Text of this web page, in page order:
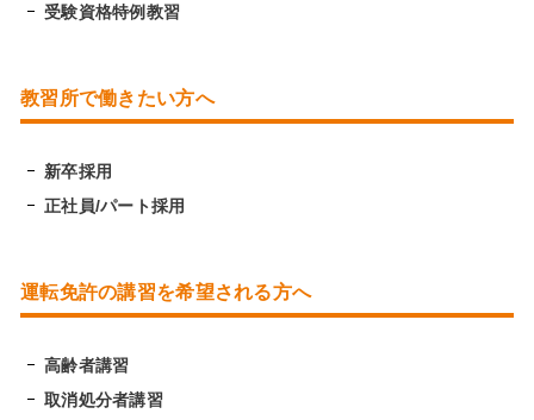
受験資格特例教習
教習所で働きたい方へ
新卒採用
正社員/パート採用
運転免許の講習を希望される方へ
高齢者講習
取消処分者講習